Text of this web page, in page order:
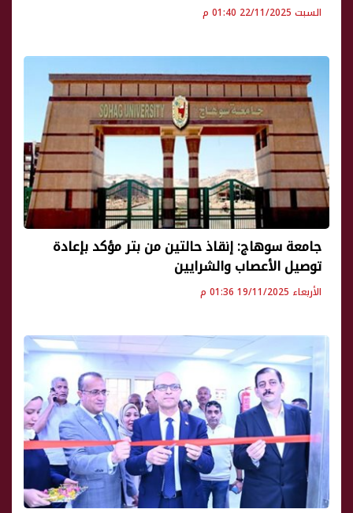
السبت 22/11/2025 01:40 م
جامعة سوهاج: إنقاذ حالتين من بتر مؤكد بإعادة
توصيل الأعصاب والشرايين
الأربعاء 19/11/2025 01:36 م